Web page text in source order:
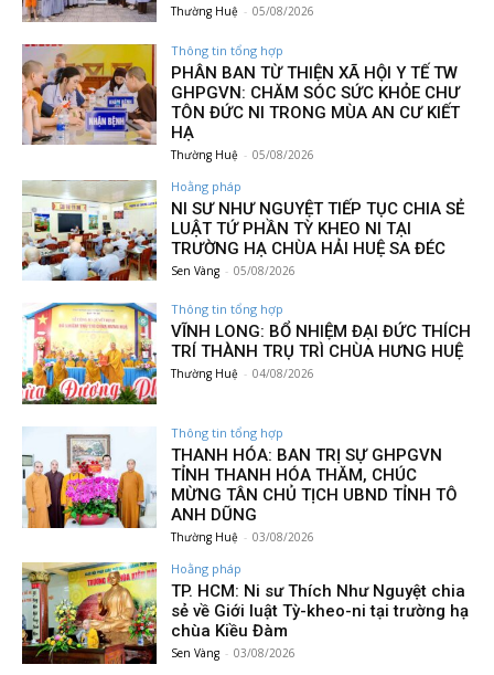
Thường Huệ - 05/08/2026
Thông tin tổng hợp
PHÂN BAN TỪ THIỆN XÃ HỘI Y TẾ TW
GHPGVN: CHĂM SÓC SỨC KHỎE CHƯ
TÔN ĐỨC NI TRONG MÙA AN CƯ KIẾT
HẠ
Thường Huệ - 05/08/2026
Hoằng pháp
NI SƯ NHƯ NGUYỆT TIẾP TỤC CHIA SẺ
LUẬT TỨ PHẦN TỲ KHEO NI TẠI
TRƯỜNG HẠ CHÙA HẢI HUỆ SA ĐÉC
Sen Vàng - 05/08/2026
Thông tin tổng hợp
VĨNH LONG: BỔ NHIỆM ĐẠI ĐỨC THÍCH
TRÍ THÀNH TRỤ TRÌ CHÙA HƯNG HUỆ
Thường Huệ - 04/08/2026
Thông tin tổng hợp
THANH HÓA: BAN TRỊ SỰ GHPGVN
TỈNH THANH HÓA THĂM, CHÚC
MỪNG TÂN CHỦ TỊCH UBND TỈNH TÔ
ANH DŨNG
Thường Huệ - 03/08/2026
Hoằng pháp
TP. HCM: Ni sư Thích Như Nguyệt chia
sẻ về Giới luật Tỳ-kheo-ni tại trường hạ
chùa Kiều Đàm
Sen Vàng - 03/08/2026